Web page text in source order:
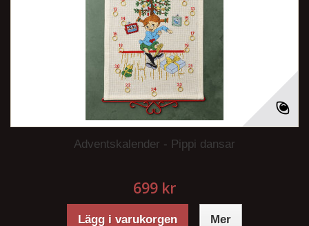
Adventskalender - Pippi dansar
699 kr
Lägg i varukorgen Mer